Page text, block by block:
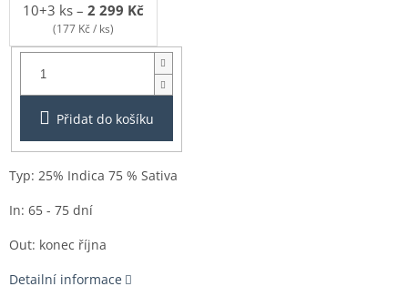
10+3 ks – 2 299 Kč
(177 Kč / ks)
Balení:
3+1ks
Přidat do košíku
Typ: 25% Indica 75 % Sativa
In: 65 - 75 dní
Out: konec října
Detailní informace